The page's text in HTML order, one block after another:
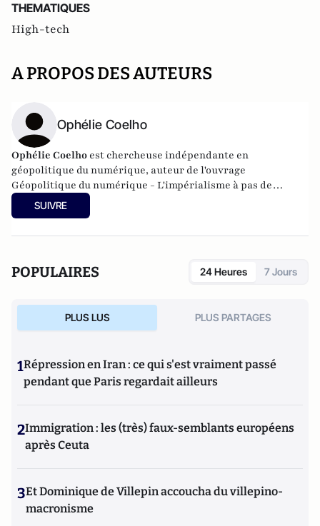
THEMATIQUES
High-tech
A PROPOS DES AUTEURS
Ophélie Coelho
Ophélie Coelho est chercheuse indépendante en
géopolitique du numérique, auteur de l'ouvrage
Géopolitique du numérique - L'impérialisme à pas de
géants.SUIVRE
POPULAIRES 24 Heures 7 Jours
PLUS LUS PLUS PARTAGES
1Répression en Iran : ce qui s'est vraiment passé
pendant que Paris regardait ailleurs
2Immigration : les (très) faux-semblants européens
après Ceuta
3Et Dominique de Villepin accoucha du villepino-
macronisme